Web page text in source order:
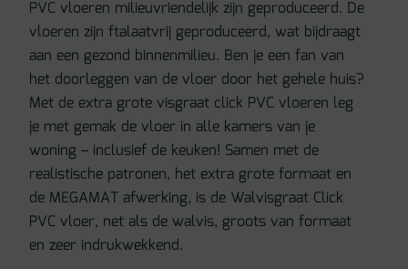
PVC vloeren milieuvriendelijk zijn geproduceerd. De
vloeren zijn ftalaatvrij geproduceerd, wat bijdraagt
aan een gezond binnenmilieu. Ben je een fan van
het doorleggen van de vloer door het gehele huis?
Met de extra grote visgraat click PVC vloeren leg
je met gemak de vloer in alle kamers van je
woning – inclusief de keuken! Samen met de
realistische patronen, het extra grote formaat en
de MEGAMAT afwerking, is de Walvisgraat Click
PVC vloer, net als de walvis, groots van formaat
en zeer indrukwekkend.